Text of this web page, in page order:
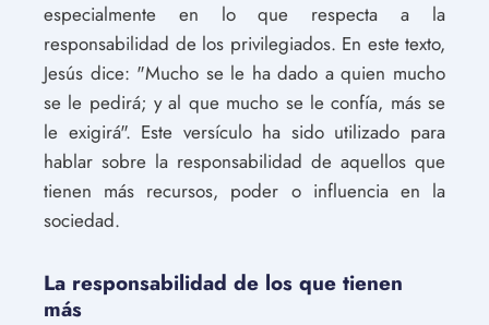
especialmente en lo que respecta a la
responsabilidad de los privilegiados. En este texto,
Jesús dice: "Mucho se le ha dado a quien mucho
se le pedirá; y al que mucho se le confía, más se
le exigirá". Este versículo ha sido utilizado para
hablar sobre la responsabilidad de aquellos que
tienen más recursos, poder o influencia en la
sociedad.
La responsabilidad de los que tienen
más